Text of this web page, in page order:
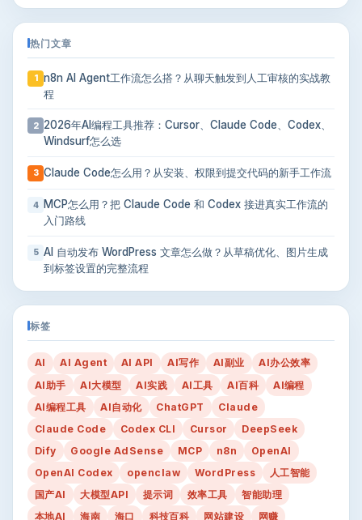
热门文章
1
n8n AI Agent工作流怎么搭？从聊天触发到人工审核的实战教
程
2 2026年AI编程工具推荐：Cursor、Claude Code、Codex、
Windsurf怎么选
3 Claude Code怎么用？从安装、权限到提交代码的新手工作流
4
MCP怎么用？把 Claude Code 和 Codex 接进真实工作流的
入门路线
5 AI 自动发布 WordPress 文章怎么做？从草稿优化、图片生成
到标签设置的完整流程
标签
AI AI Agent AI API AI写作 AI副业
AI办公效率
AI助手
AI大模型 AI实践 AI工具 AI百科
AI编程
AI编程工具
AI自动化 ChatGPT
Claude
Claude Code
Codex CLI Cursor
DeepSeek
Dify
Google AdSense MCP n8n
OpenAI
OpenAI Codex
openclaw WordPress
人工智能
国产AI
大模型API 提示词 效率工具
智能助理
本地AI
海南 海口 科技百科 网站建设 网赚